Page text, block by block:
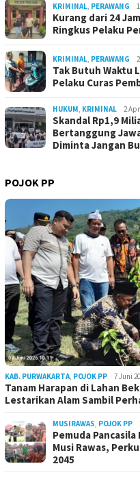
KRIMINAL PERAWANG
Kurang dari 24
Ringkus Pelaku
KRIMINAL PERAWANG
Tak Butuh Waktu
Pelaku Curas
HUKUM KRIMINAL 2
Skandal Rp1,9
Bertanggung
Diminta Jangan
POJOK PP
KAB. PURWAKARTA POJOK PP 7 Juni
Tanam Harapan di Lahan
Lestarikan Alam Sambil
MUSIRAWAS POJOK PP
Pemuda
Musi Rawas,
2045